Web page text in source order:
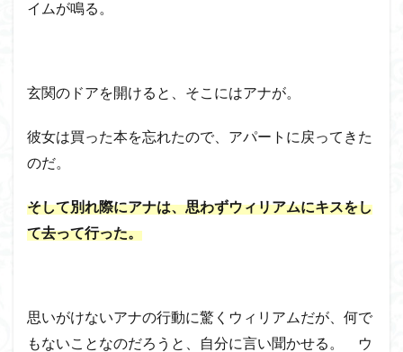
イムが鳴る。
玄関のドアを開けると、そこにはアナが。
彼女は買った本を忘れたので、アパートに戻ってきた
のだ。
そして別れ際にアナは、思わずウィリアムにキスをし
て去って行った。
思いがけないアナの行動に驚くウィリアムだが、何で
もないことなのだろうと、自分に言い聞かせる。 ウ